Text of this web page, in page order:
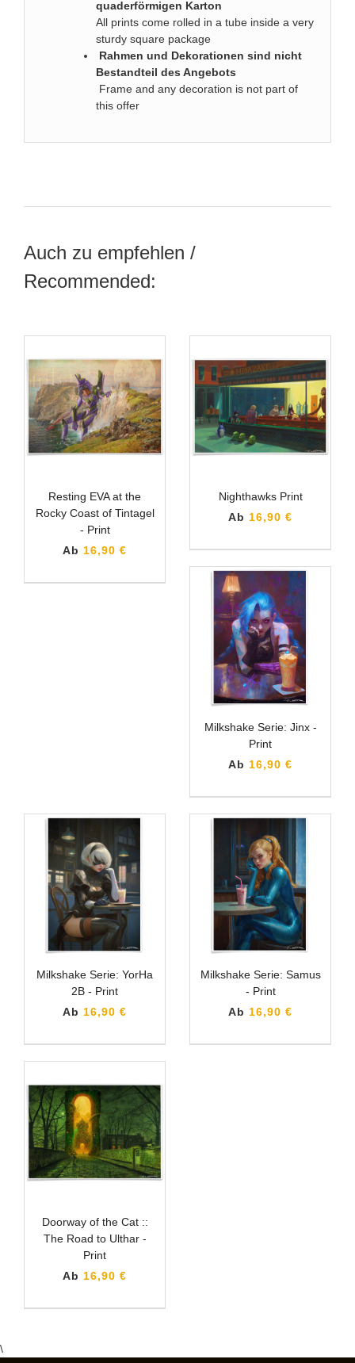
quaderförmigen Karton
All prints come rolled in a tube inside a very
sturdy square package
Rahmen und Dekorationen sind nicht
Bestandteil des Angebots
Frame and any decoration is not part of
this offer
Auch zu empfehlen /
Recommended:
Resting EVA at the
Rocky Coast of Tintagel
- Print
Ab 16,90 €
Nighthawks Print
Ab 16,90 €
Milkshake Serie: Jinx -
Print
Ab 16,90 €
Milkshake Serie: YorHa
2B - Print
Ab 16,90 €
Milkshake Serie: Samus
- Print
Ab 16,90 €
Doorway of the Cat ::
The Road to Ulthar -
Print
Ab 16,90 €
\